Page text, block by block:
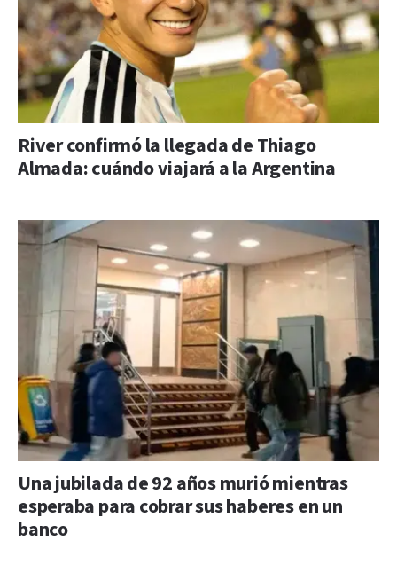
River confirmó la llegada de Thiago
Almada: cuándo viajará a la Argentina
Una jubilada de 92 años murió mientras
esperaba para cobrar sus haberes en un
banco